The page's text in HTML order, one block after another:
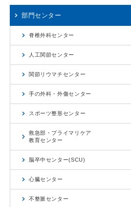
部門センター
脊椎外科センター
人工関節センター
関節リウマチセンター
手の外科・外傷センター
スポーツ整形センター
救急部・プライマリケア
教育センター
脳卒中センター(SCU)
心臓センター
不整脈センター